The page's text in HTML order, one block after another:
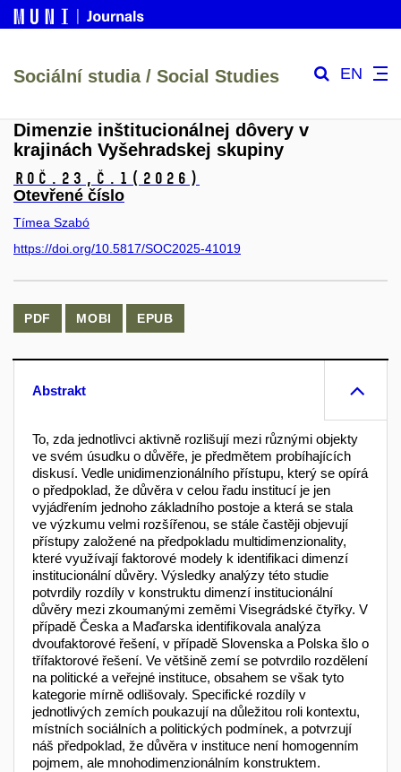
Sociální studia / Social Studies EN
Dimenzie inštitucionálnej dôvery v
krajinách Vyšehradskej skupiny
Roč.23, č.1 (2026)
Otevřené číslo
Tímea Szabó
https://doi.org/10.5817/SOC2025-41019
PDF MOBI EPUB
Abstrakt
To, zda jednotlivci aktivně rozlišují mezi různými objekty
ve svém úsudku o důvěře, je předmětem probíhajících
diskusí. Vedle unidimenzionálního přístupu, který se opírá
o předpoklad, že důvěra v celou řadu institucí je jen
vyjádřením jednoho základního postoje a která se stala
ve výzkumu velmi rozšířenou, se stále častěji objevují
přístupy založené na předpokladu multidimenzionality,
které využívají faktorové modely k identifikaci dimenzí
institucionální důvěry. Výsledky analýzy této studie
potvrdily rozdíly v konstruktu dimenzí institucionální
důvěry mezi zkoumanými zeměmi Visegrádské čtyřky. V
případě Česka a Maďarska identifikovala analýza
dvoufaktorové řešení, v případě Slovenska a Polska šlo o
třífaktorové řešení. Ve většině zemí se potvrdilo rozdělení
na politické a veřejné instituce, obsahem se však tyto
kategorie mírně odlišovaly. Specifické rozdíly v
jednotlivých zemích poukazují na důležitou roli kontextu,
místních sociálních a politických podmínek, a potvrzují
náš předpoklad, že důvěra v instituce není homogenním
pojmem, ale mnohodimenzionálním konstruktem.